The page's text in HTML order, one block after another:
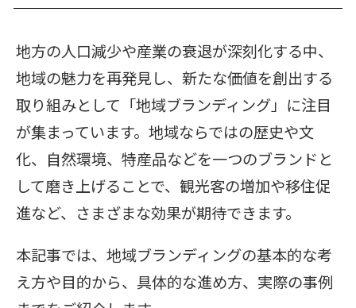
地方の人口減少や産業の衰退が深刻化する中、
地域の魅力を再発見し、新たな価値を創出する
取り組みとして「地域ブランディング」に注目
が集まっています。地域ならではの歴史や文
化、自然環境、特産品などを一つのブランドと
して磨き上げることで、観光客の増加や移住促
進など、さまざまな効果が期待できます。
本記事では、地域ブランディングの基本的な考
え方や目的から、具体的な進め方、実際の事例